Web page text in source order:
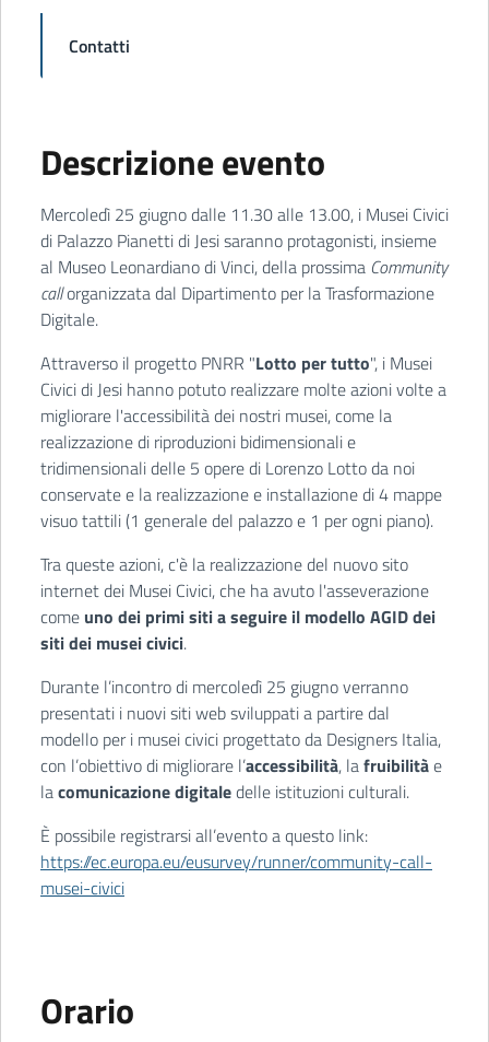
Contatti
Descrizione evento
Mercoledì 25 giugno dalle 11.30 alle 13.00, i Musei Civici
di Palazzo Pianetti di Jesi saranno protagonisti, insieme
al Museo Leonardiano di Vinci, della prossima Community
callorganizzata dal Dipartimento per la Trasformazione
Digitale.
Attraverso il progetto PNRR "Lotto per tutto", i Musei
Civici di Jesi hanno potuto realizzare molte azioni volte a
migliorare l'accessibilità dei nostri musei, come la
realizzazione di riproduzioni bidimensionali e
tridimensionali delle 5 opere di Lorenzo Lotto da noi
conservate e la realizzazione e installazione di 4 mappe
visuo tattili (1 generale del palazzo e 1 per ogni piano).
Tra queste azioni, c'è la realizzazione del nuovo sito
internet dei Musei Civici, che ha avuto l'asseverazione
come uno dei primi siti a seguire il modello AGID dei
siti dei musei civici.
Durante l’incontro di mercoledì 25 giugno verranno
presentati i nuovi siti web sviluppati a partire dal
modello per i musei civici progettato da Designers Italia,
con l’obiettivo di migliorare l’accessibilità, lafruibilitàe
lacomunicazione digitaledelle istituzioni culturali.
È possibile registrarsi all’evento a questo link:
https://ec.europa.eu/eusurvey/runner/community-call-
musei-civici
Orario